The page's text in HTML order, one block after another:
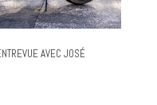
AVEC JOSÉ